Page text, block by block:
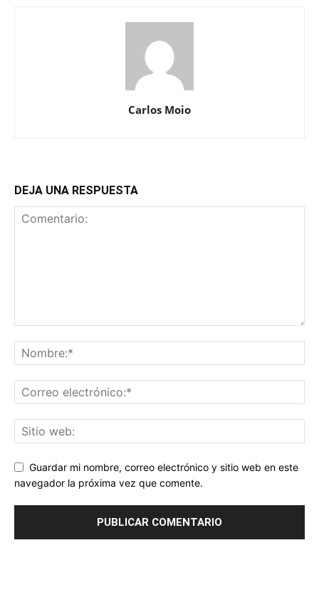
Carlos Moio
DEJA UNA RESPUESTA
Guardar mi nombre, correo electrónico y sitio web en este
navegador la próxima vez que comente.